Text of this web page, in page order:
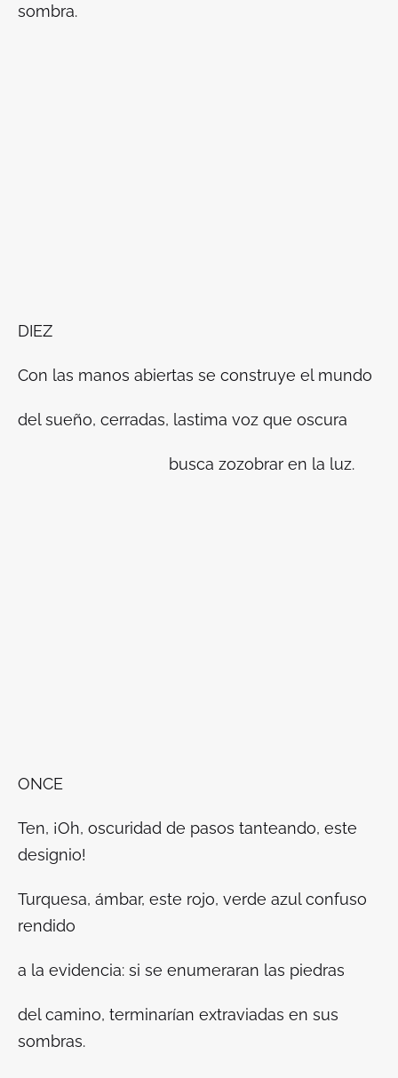
sombra.
DIEZ
Con las manos abiertas se construye el mundo
del sueño, cerradas, lastima voz que oscura
busca zozobrar en la luz.
ONCE
Ten, ¡Oh, oscuridad de pasos tanteando, este
designio!
Turquesa, ámbar, este rojo, verde azul confuso
rendido
a la evidencia: si se enumeraran las piedras
del camino, terminarían extraviadas en sus
sombras.